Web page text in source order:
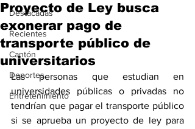
Destacadas
Recientes
Cantón
Deportes
Entretenimiento
Proyecto de Ley busca
exonerar pago de
transporte público de
universitarios
Las personas que estudian en
universidades públicas o privadas no
tendrían que pagar el transporte público
si se aprueba un proyecto de ley para